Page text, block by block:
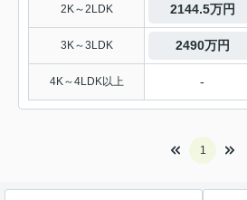
2K～2LDK 2144.5万円
3K～3LDK 2490万円
4K～4LDK以上 -
1